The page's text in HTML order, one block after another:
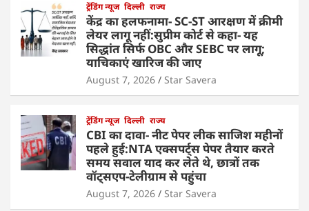
ट्रेंडिंग न्यूज दिल्ली राज्य
केंद्र का हलफनामा- SC-ST आरक्षण में क्रीमी
लेयर लागू नहीं:सुप्रीम कोर्ट से कहा- यह
सिद्धांत सिर्फ OBC और SEBC पर लागू;
याचिकाएं खारिज की जाए
August 7, 2026 Star Savera
ट्रेंडिंग न्यूज दिल्ली राज्य
CBI का दावा- नीट पेपर लीक साजिश महीनों
पहले हुई:NTA एक्सपर्ट्स पेपर तैयार करते
समय सवाल याद कर लेते थे, छात्रों तक
वॉट्सएप-टेलीग्राम से पहुंचा
August 7, 2026 Star Savera